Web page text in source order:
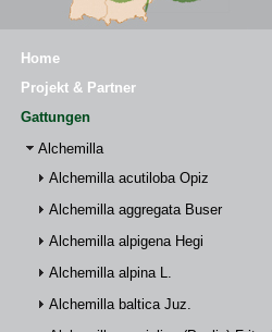
Home
Projekt & Partner
Gattungen
Alchemilla
Alchemilla acutiloba Opiz
Alchemilla aggregata Buser
Alchemilla alpigena Hegi
Alchemilla alpina L.
Alchemilla baltica Juz.